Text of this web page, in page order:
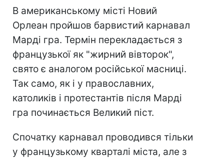
В американському місті Новий
Орлеан пройшов барвистий карнавал
Марді гра. Термін перекладається з
французької як "жирний вівторок",
свято є аналогом російської масниці.
Так само, як і у православних,
католиків і протестантів після Марді
гра починається Великий піст.
Спочатку карнавал проводився тільки
у французькому кварталі міста, але з